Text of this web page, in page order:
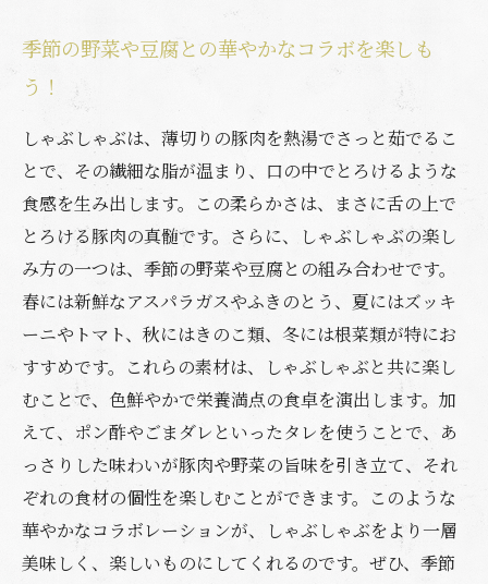
季節の野菜や豆腐との華やかなコラボを楽しも
う！
しゃぶしゃぶは、薄切りの豚肉を熱湯でさっと茹でるこ
とで、その繊細な脂が温まり、口の中でとろけるような
食感を生み出します。この柔らかさは、まさに舌の上で
とろける豚肉の真髄です。さらに、しゃぶしゃぶの楽し
み方の一つは、季節の野菜や豆腐との組み合わせです。
春には新鮮なアスパラガスやふきのとう、夏にはズッキ
ーニやトマト、秋にはきのこ類、冬には根菜類が特にお
すすめです。これらの素材は、しゃぶしゃぶと共に楽し
むことで、色鮮やかで栄養満点の食卓を演出します。加
えて、ポン酢やごまダレといったタレを使うことで、あ
っさりした味わいが豚肉や野菜の旨味を引き立て、それ
ぞれの食材の個性を楽しむことができます。このような
華やかなコラボレーションが、しゃぶしゃぶをより一層
美味しく、楽しいものにしてくれるのです。ぜひ、季節